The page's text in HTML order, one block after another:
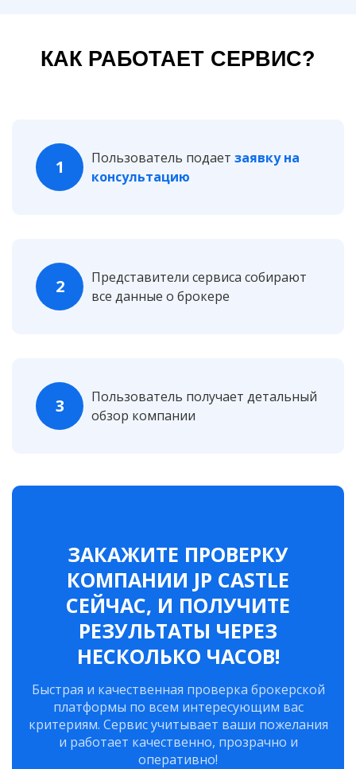
КАК РАБОТАЕТ СЕРВИС?
1 Пользователь подает заявку на
консультацию
2
Представители сервиса собирают
все данные о брокере
3
Пользователь получает детальный
обзор компании
ЗАКАЖИТЕ ПРОВЕРКУ
КОМПАНИИ JP CASTLE
СЕЙЧАС, И ПОЛУЧИТЕ
РЕЗУЛЬТАТЫ ЧЕРЕЗ
НЕСКОЛЬКО ЧАСОВ!
Быстрая и качественная проверка брокерской
платформы по всем интересующим вас
критериям. Сервис учитывает ваши пожелания
и работает качественно, прозрачно и
оперативно!